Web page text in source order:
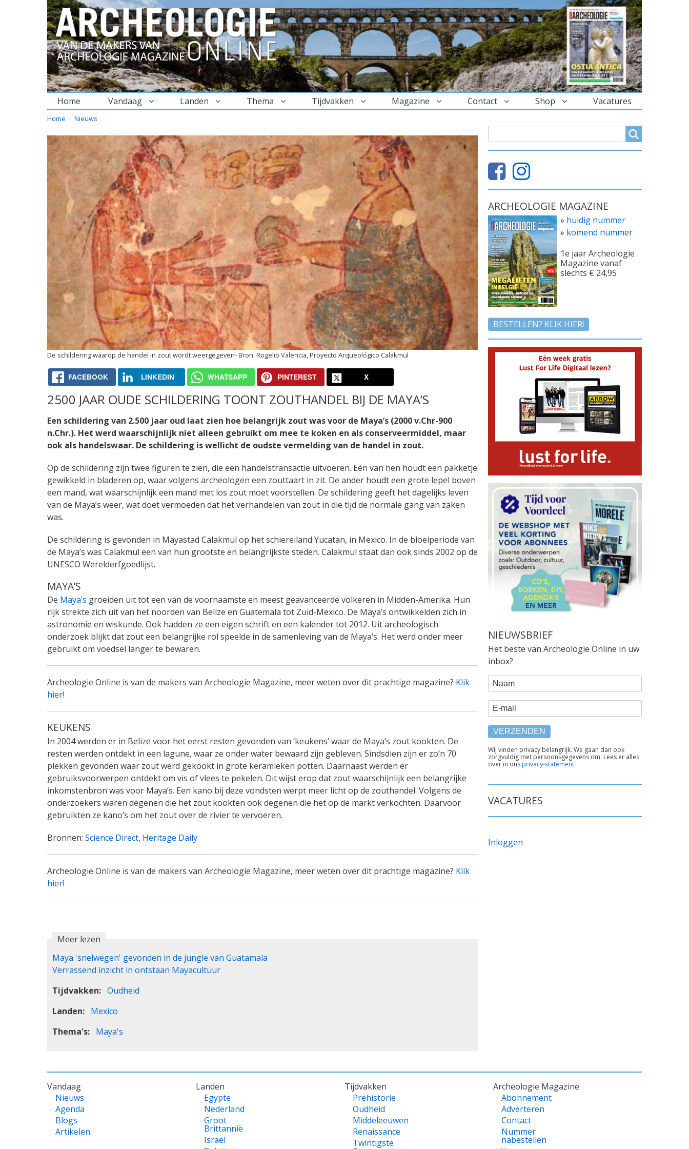
Home Vandaag Landen Thema Tijdvakken Magazine Contact Shop Vacatures
BREADCRUMBS
YOU
HERE:
Home Nieuws
De schildering waarop de handel in zout wordt weergegeven Rogelio Valencia, Proyecto Arqueológico Calakmul
FACEBOOK LINKEDIN WHATSAPP PINTEREST X
2500 JAAR OUDE SCHILDERING TOONT ZOUTHANDEL BIJ DE MAYA’S
Een schildering van 2.500 jaar oud laat zien hoe belangrijk zout was voor de Maya’s (2000 v.Chr-900
n.Chr.). Het werd waarschijnlijk niet alleen gebruikt om mee te koken en als conserveermiddel, maar
ook als handelswaar. De schildering is wellicht de oudste vermelding van de handel in zout.
Op de schildering zijn twee figuren te zien, die een handelstransactie uitvoeren. Eén van hen houdt een pakketje
gewikkeld in bladeren op, waar volgens archeologen een zouttaart in zit. De ander houdt een grote lepel boven
een mand, wat waarschijnlijk een mand met los zout moet voorstellen. De schildering geeft het dagelijks leven
van de Maya’s weer, wat doet vermoeden dat het verhandelen van zout in die tijd de normale gang van zaken
was.
De schildering is gevonden in Mayastad Calakmul op het schiereiland Yucatan, in Mexico. In de bloeiperiode van
de Maya’s was Calakmul een van hun grootste en belangrijkste steden. Calakmul staat dan ook sinds 2002 op de
UNESCO Werelderfgoedlijst.
MAYA’S
De Maya’s groeiden uit tot een van de voornaamste en meest geavanceerde volkeren in Midden-Amerika. Hun
rijk strekte zich uit van het noorden van Belize en Guatemala tot Zuid-Mexico. De Maya’s ontwikkelden zich in
astronomie en wiskunde. Ook hadden ze een eigen schrift en een kalender tot 2012. Uit archeologisch
onderzoek blijkt dat zout een belangrijke rol speelde in de samenleving van de Maya’s. Het werd onder meer
gebruikt om voedsel langer te bewaren.
Archeologie Online is van de makers van Archeologie Magazine, meer weten over dit prachtige magazine? Klik
hier!
KEUKENS
In 2004 werden er in Belize voor het eerst resten gevonden van ‘keukens’ waar de Maya’s zout kookten. De
resten werden ontdekt in een lagune, waar ze onder water bewaard zijn gebleven. Sindsdien zijn er zo’n 70
plekken gevonden waar zout werd gekookt in grote keramieken potten. Daarnaast werden er
gebruiksvoorwerpen ontdekt om vis of vlees te pekelen. Dit wijst erop dat zout waarschijnlijk een belangrijke
inkomstenbron was voor Maya’s. Een kano bij deze vondsten werpt meer licht op de zouthandel. Volgens de
onderzoekers waren degenen die het zout kookten ook degenen die het op de markt verkochten. Daarvoor
gebruikten ze kano’s om het zout over de rivier te vervoeren.
Bronnen: Science Direct, Heritage Daily
Archeologie Online is van de makers van Archeologie Magazine, meer weten over dit prachtige magazine? Klik
hier!
Meer lezen
Maya 'snelwegen' gevonden in de jungle van Guatamala
Verrassend inzicht in ontstaan Mayacultuur
Tijdvakken
Oudheid
Landen
Mexico
Thema's
Maya's
ARCHEOLOGIE MAGAZINE
» huidig nummer
» komend nummer
1e jaar Archeologie
Magazine vanaf
slechts € 24,95
BESTELLEN? KLIK HIER!
NIEUWSBRIEF
Het beste van Archeologie Online in uw
inbox?
WEBFORM
Naam
E-mail
TEKST
ONDER
FORMULIER
Wij vinden privacy belangrijk. We gaan dan ook
zorgvuldig met persoonsgegevens om. Lees er alles
over in onsprivacy-statement.
VACATURES
Inloggen
VOET
Vandaag
Nieuws
Agenda
Blogs
Artikelen
Landen
Egypte
Nederland
Groot
Brittannië
Israël
Tijdvakken
Prehistorie
Oudheid
Middeleeuwen
Renaissance
Twintigste
Archeologie Magazine
Abonnement
Adverteren
Contact
Nummer
nabestellen